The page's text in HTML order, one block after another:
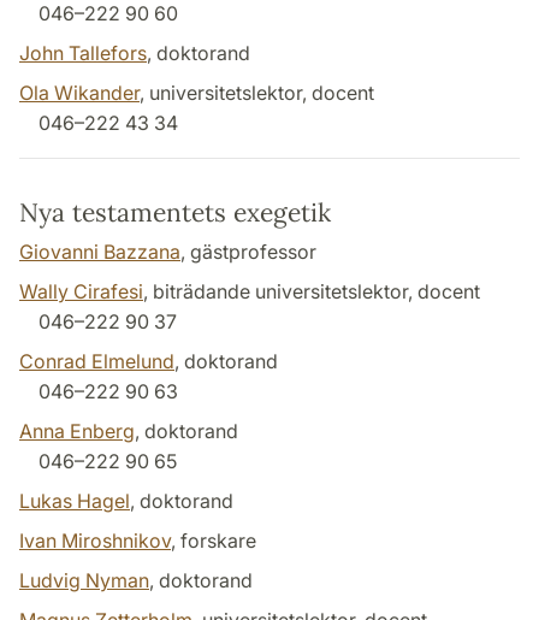
046–222 90 60
John Tallefors, doktorand
Ola Wikander, universitetslektor, docent
046–222 43 34
Nya testamentets exegetik
Giovanni Bazzana, gästprofessor
Wally Cirafesi, biträdande universitetslektor, docent
046–222 90 37
Conrad Elmelund, doktorand
046–222 90 63
Anna Enberg, doktorand
046–222 90 65
Lukas Hagel, doktorand
Ivan Miroshnikov, forskare
Ludvig Nyman, doktorand